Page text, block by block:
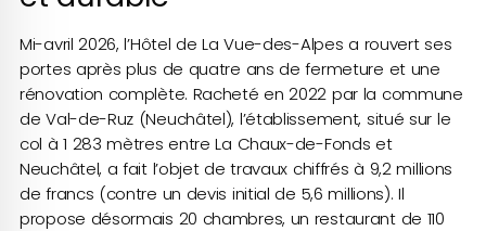
Mi-avril 2026, l’Hôtel de La Vue-des-Alpes a rouvert ses
portes après plus de quatre ans de fermeture et une
rénovation complète. Racheté en 2022 par la commune
de Val-de-Ruz (Neuchâtel), l’établissement, situé sur le
col à 1 283 mètres entre La Chaux-de-Fonds et
Neuchâtel, a fait l’objet de travaux chiffrés à 9,2 millions
de francs (contre un devis initial de 5,6 millions). Il
propose désormais 20 chambres, un restaurant de 110